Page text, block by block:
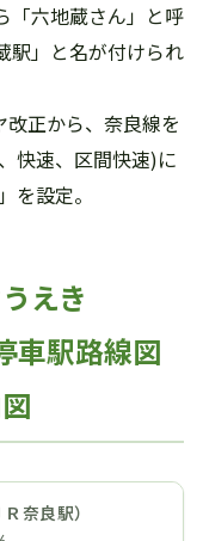
「六地蔵さん」と呼
駅」と名が付けられ
正から、奈良線を
快速、区間快速)に
」を設定。
えき
車駅路線図
奈良駅）